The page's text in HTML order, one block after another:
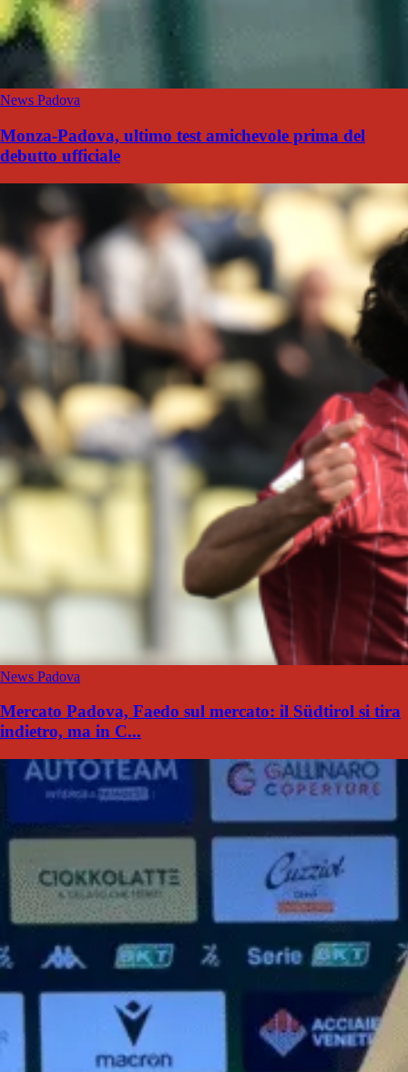
News Padova
Monza-Padova, ultimo test amichevole prima del
debutto ufficiale
News Padova
Mercato Padova, Faedo sul mercato: il Südtirol si tira
indietro, ma in C...